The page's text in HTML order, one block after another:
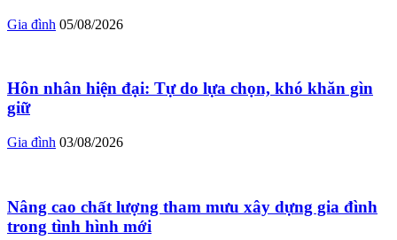
Gia đình 05/08/2026
Hôn nhân hiện đại: Tự do lựa chọn, khó khăn gìn
giữ
Gia đình 03/08/2026
Nâng cao chất lượng tham mưu xây dựng gia đình
trong tình hình mới